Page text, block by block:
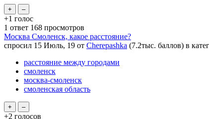
+1 голос
1 ответ 168 просмотров
Москва Смоленск, какое расстояние?
спросил 15 Июль, 19 от Cherepashka (7.2тыс. баллов) в
расстояние между городами
смоленск
москва-смоленск
смоленская область
+2 голосов